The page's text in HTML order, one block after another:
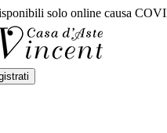
solo online causa